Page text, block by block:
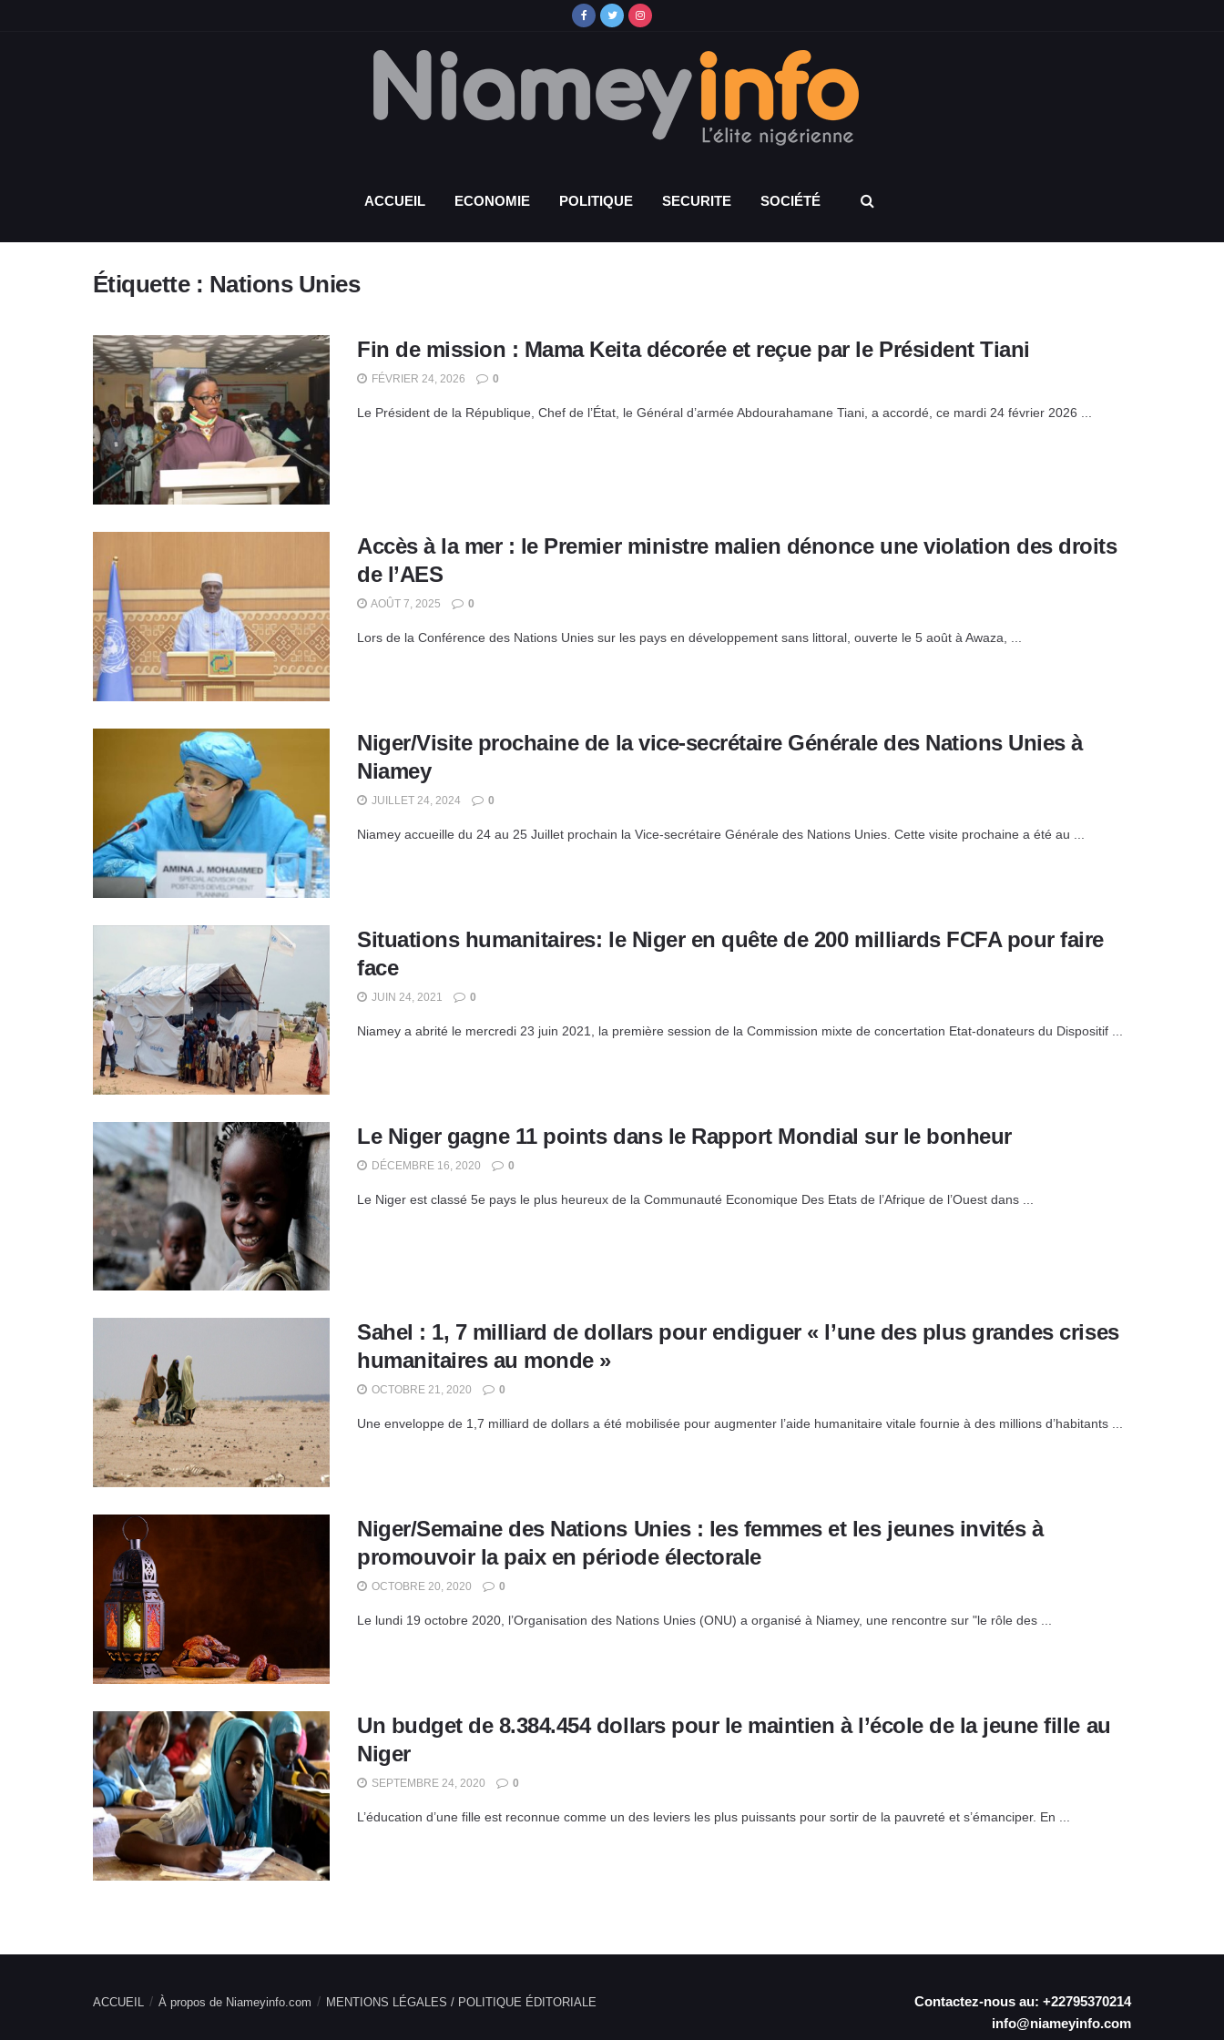
ACCUEIL ECONOMIE POLITIQUE SECURITE SOCIÉTÉ
Étiquette : Nations Unies
Fin de mission : Mama Keita décorée et reçue par le Président Tiani
FÉVRIER 24, 2026 0
Le Président de la République, Chef de l’État, le Général d’armée Abdourahamane Tiani, a accordé, ce mardi 24 février 2026 ...
Accès à la mer : le Premier ministre malien dénonce une violation des droits
de l’AES
AOÛT 7, 2025 0
Lors de la Conférence des Nations Unies sur les pays en développement sans littoral, ouverte le 5 août à Awaza, ...
Niger/Visite prochaine de la vice-secrétaire Générale des Nations Unies à
Niamey
JUILLET 24, 2024 0
Niamey accueille du 24 au 25 Juillet prochain la Vice-secrétaire Générale des Nations Unies. Cette visite prochaine a été au ...
Situations humanitaires: le Niger en quête de 200 milliards FCFA pour faire
face
JUIN 24, 2021 0
Niamey a abrité le mercredi 23 juin 2021, la première session de la Commission mixte de concertation Etat-donateurs du Dispositif ...
Le Niger gagne 11 points dans le Rapport Mondial sur le bonheur
DÉCEMBRE 16, 2020 0
Le Niger est classé 5e pays le plus heureux de la Communauté Economique Des Etats de l’Afrique de l’Ouest dans ...
Sahel : 1, 7 milliard de dollars pour endiguer « l’une des plus grandes crises
humanitaires au monde »
OCTOBRE 21, 2020 0
Une enveloppe de 1,7 milliard de dollars a été mobilisée pour augmenter l’aide humanitaire vitale fournie à des millions d’habitants ...
Niger/Semaine des Nations Unies : les femmes et les jeunes invités à
promouvoir la paix en période électorale
OCTOBRE 20, 2020 0
Le lundi 19 octobre 2020, l’Organisation des Nations Unies (ONU) a organisé à Niamey, une rencontre sur "le rôle des ...
Un budget de 8.384.454 dollars pour le maintien à l’école de la jeune fille au
Niger
SEPTEMBRE 24, 2020 0
L’éducation d’une fille est reconnue comme un des leviers les plus puissants pour sortir de la pauvreté et s’émanciper. En ...
ACCUEIL À propos de Niameyinfo.com MENTIONS LÉGALES / POLITIQUE ÉDITORIALE
Contactez-nous au: +22795370214
info@niameyinfo.com